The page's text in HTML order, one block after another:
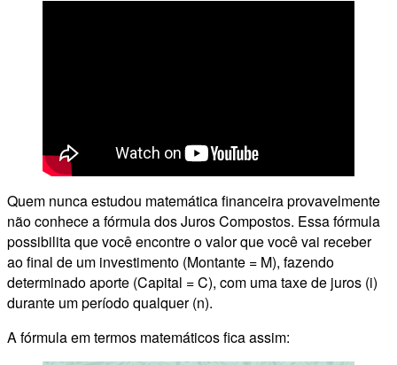
Quem nunca estudou matemática financeira provavelmente
não conhece a fórmula dos Juros Compostos. Essa fórmula
possibilita que você encontre o valor que você vai receber
ao final de um investimento (Montante = M), fazendo
determinado aporte (Capital = C), com uma taxe de juros (i)
durante um período qualquer (n).
A fórmula em termos matemáticos fica assim: